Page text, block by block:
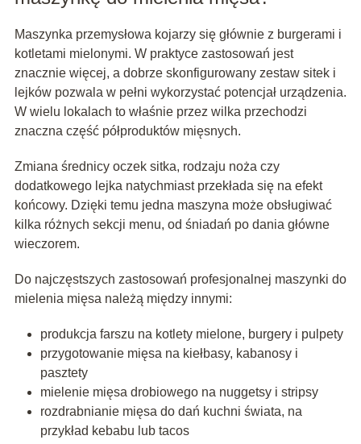
Maszynka przemysłowa kojarzy się głównie z burgerami i
kotletami mielonymi. W praktyce zastosowań jest
znacznie więcej, a dobrze skonfigurowany zestaw sitek i
lejków pozwala w pełni wykorzystać potencjał urządzenia.
W wielu lokalach to właśnie przez wilka przechodzi
znaczna część półproduktów mięsnych.
Zmiana średnicy oczek sitka, rodzaju noża czy
dodatkowego lejka natychmiast przekłada się na efekt
końcowy. Dzięki temu jedna maszyna może obsługiwać
kilka różnych sekcji menu, od śniadań po dania główne
wieczorem.
Do najczęstszych zastosowań profesjonalnej maszynki do
mielenia mięsa należą między innymi:
produkcja farszu na kotlety mielone, burgery i pulpety
przygotowanie mięsa na kiełbasy, kabanosy i
pasztety
mielenie mięsa drobiowego na nuggetsy i stripsy
rozdrabnianie mięsa do dań kuchni świata, na
przykład kebabu lub tacos